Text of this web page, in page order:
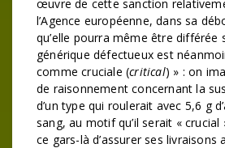
œuvre de cette sanction
l’Agence européenne, dans sa
qu’elle pourra même être différée
générique défectueux est
comme cruciale (critical) » : on
de raisonnement concernant la
d’un type qui roulerait avec 5,6 g
sang, au motif qu’il serait «
ce gars-là d’assurer ses livraisons